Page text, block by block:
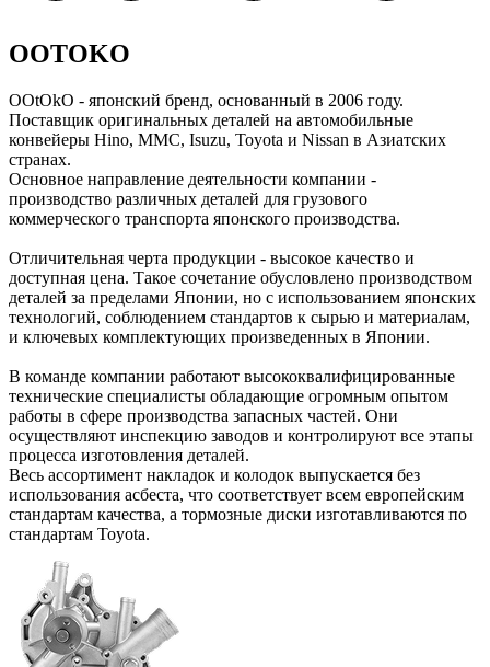
OOTOKO
OOtOkO - японский бренд, основанный в 2006 году.
Поставщик оригинальных деталей на автомобильные
конвейеры Hino, MMC, Isuzu, Toyota и Nissan в Азиатских
странах.
Основное направление деятельности компании -
производство различных деталей для грузового
коммерческого транспорта японского производства.
Отличительная черта продукции - высокое качество и
доступная цена. Такое сочетание обусловлено производством
деталей за пределами Японии, но с использованием японских
технологий, соблюдением стандартов к сырью и материалам,
и ключевых комплектующих произведенных в Японии.
В команде компании работают высококвалифицированные
технические специалисты обладающие огромным опытом
работы в сфере производства запасных частей. Они
осуществляют инспекцию заводов и контролируют все этапы
процесса изготовления деталей.
Весь ассортимент накладок и колодок выпускается без
использования асбеста, что соответствует всем европейским
стандартам качества, а тормозные диски изготавливаются по
стандартам Toyota.